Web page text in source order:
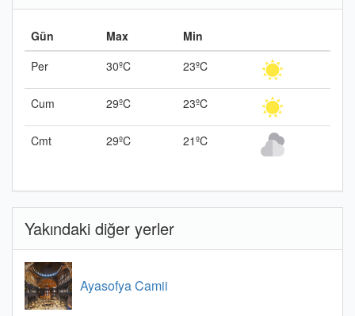
Gün Max
Min
Per
30ºC 23ºC
Cum 29ºC 23ºC
Cmt 29ºC 21ºC
Yakındaki diğer yerler
Ayasofya Camii